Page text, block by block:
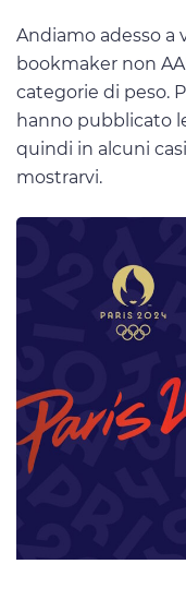
Andiamo adesso a
bookmaker non
categorie di peso.
hanno pubblicato
quindi in alcuni
mostrarvi.